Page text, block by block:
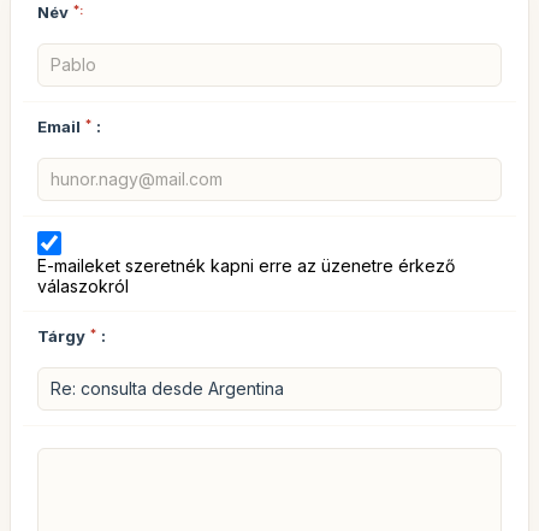
Név *:
Email * :
E-maileket szeretnék kapni erre az üzenetre érkező
válaszokról
Tárgy * :